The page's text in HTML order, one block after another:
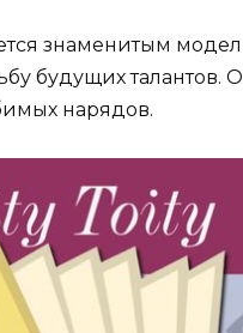
знаменитым
будущих талантов.
нарядов.